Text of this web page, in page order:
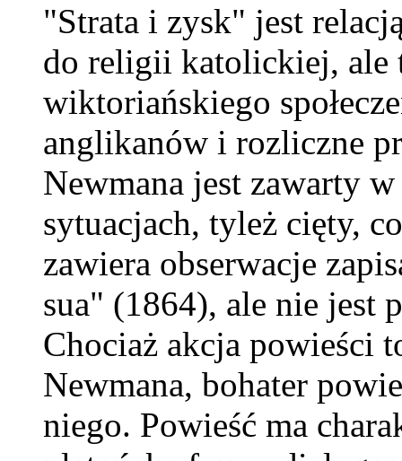
"Strata i zysk" jest
do religii katolickiej, ale
wiktoriańskiego
anglikanów i rozliczne
Newmana jest zawarty
sytuacjach, tyleż cięty,
zawiera obserwacje
sua" (1864), ale nie jest
Chociaż akcja powieści
Newmana, bohater
niego. Powieść ma